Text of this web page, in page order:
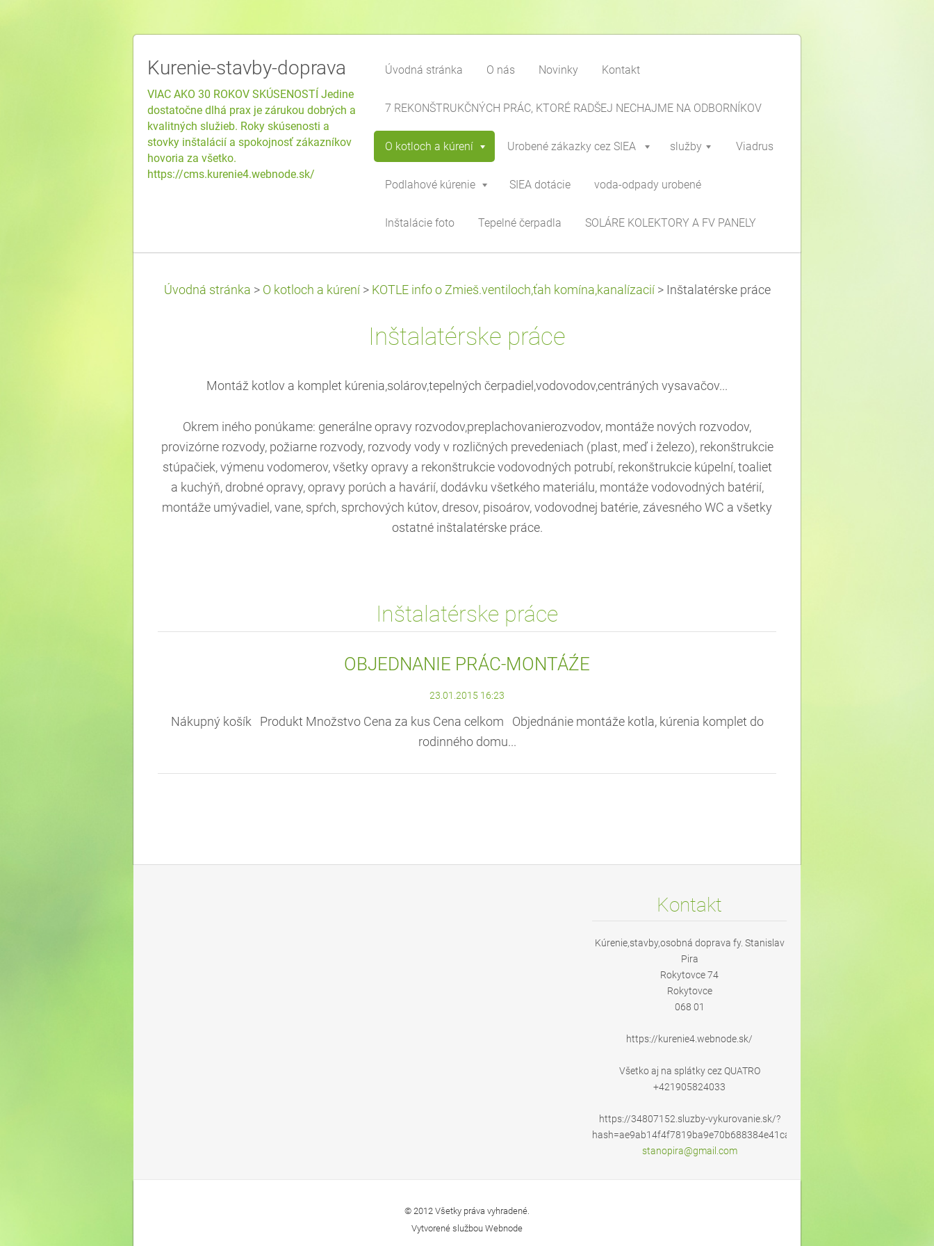
Kurenie-stavby-doprava
VIAC AKO 30 ROKOV SKÚSENOSTÍ Jedine
dostatočne dlhá prax je zárukou dobrých a
kvalitných služieb. Roky skúsenosti a
stovky inštalácií a spokojnosť zákazníkov
hovoria za všetko.
https://cms.kurenie4.webnode.sk/
Úvodná stránka O nás Novinky Kontakt
7 REKONŠTRUKČNÝCH PRÁC, KTORÉ RADŠEJ NECHAJME NA ODBORNÍKOV
O kotloch a kúrení Urobené zákazky cez SIEA služby Viadrus
Podlahové kúrenie SIEA dotácie voda-odpady urobené
Inštalácie foto Tepelné čerpadla SOLÁRE KOLEKTORY A FV PANELY
Úvodná stránka > O kotloch a kúrení > KOTLE info o Zmieš.ventiloch,ťah komína,kanalízacií > Inštalatérske práce
Inštalatérske práce
Montáž kotlov a komplet kúrenia,solárov,tepelných čerpadiel,vodovodov,centráných vysavačov...
Okrem iného ponúkame: generálne opravy rozvodov,preplachovanierozvodov, montáže nových rozvodov,
provizórne rozvody, požiarne rozvody, rozvody vody v rozličných prevedeniach (plast, meď i železo), rekonštrukcie
stúpačiek, výmenu vodomerov, všetky opravy a rekonštrukcie vodovodných potrubí, rekonštrukcie kúpelní, toaliet
a kuchýň, drobné opravy, opravy porúch a havárií, dodávku všetkého materiálu, montáže vodovodných batérií,
montáže umývadiel, vane, spŕch, sprchových kútov, dresov, pisoárov, vodovodnej batérie, závesného WC a všetky
ostatné inštalatérske práce.
Inštalatérske práce
OBJEDNANIE PRÁC-MONTÁŹE
23.01.2015 16:23
Nákupný košík Produkt Množstvo Cena za kus Cena celkom Objednánie montáže kotla, kúrenia komplet do
rodinného domu...
Kontakt
Kúrenie,stavby,osobná doprava fy. Stanislav
Pira
Rokytovce 74
Rokytovce
068 01
https://kurenie4.webnode.sk/
Všetko aj na splátky cez QUATRO
+421905824033
https://34807152.sluzby-vykurovanie.sk/?
stanopira@gmail. com
© 2012 Všetky práva vyhradené.
Vytvorené službou Webnode